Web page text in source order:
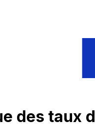
des taux